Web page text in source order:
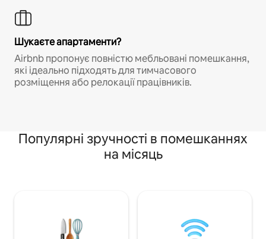
Шукаєте апартаменти?
Airbnb пропонує повністю мебльовані помешкання,
які ідеально підходять для тимчасового
розміщення або релокації працівників.
Популярні зручності в помешканнях
на місяць